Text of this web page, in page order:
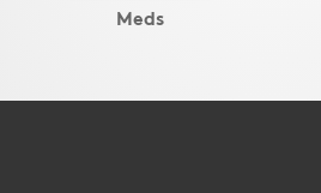
Meds